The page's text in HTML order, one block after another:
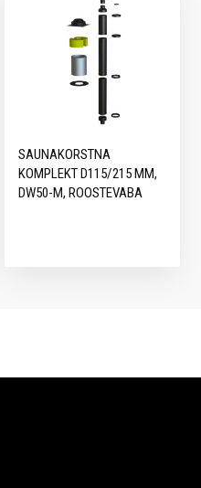
SAUNAKORSTNA
KOMPLEKT D115/215 MM,
DW50-M, ROOSTEVABA